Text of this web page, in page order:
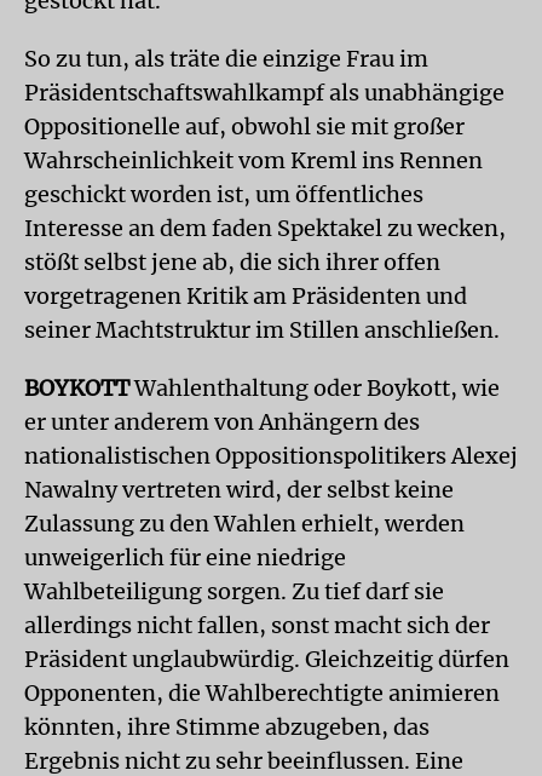
So zu tun, als träte die einzige Frau im
Präsidentschaftswahlkampf als unabhängige
Oppositionelle auf, obwohl sie mit großer
Wahrscheinlichkeit vom Kreml ins Rennen
geschickt worden ist, um öffentliches
Interesse an dem faden Spektakel zu wecken,
stößt selbst jene ab, die sich ihrer offen
vorgetragenen Kritik am Präsidenten und
seiner Machtstruktur im Stillen anschließen.
BOYKOTTWahlenthaltung oder Boykott, wie
er unter anderem von Anhängern des
nationalistischen Oppositionspolitikers Alexej
Nawalny vertreten wird, der selbst keine
Zulassung zu den Wahlen erhielt, werden
unweigerlich für eine niedrige
Wahlbeteiligung sorgen. Zu tief darf sie
allerdings nicht fallen, sonst macht sich der
Präsident unglaubwürdig. Gleichzeitig dürfen
Opponenten, die Wahlberechtigte animieren
könnten, ihre Stimme abzugeben, das
Ergebnis nicht zu sehr beeinflussen. Eine